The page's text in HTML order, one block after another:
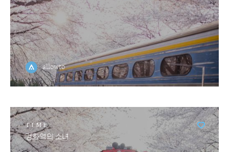
allowto
TIME
경화역의 소녀